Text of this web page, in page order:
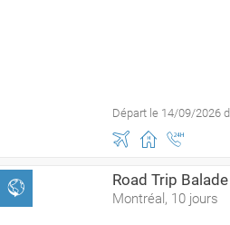
Départ le 14/09/2026
Road Trip
Montréal, 10 jours